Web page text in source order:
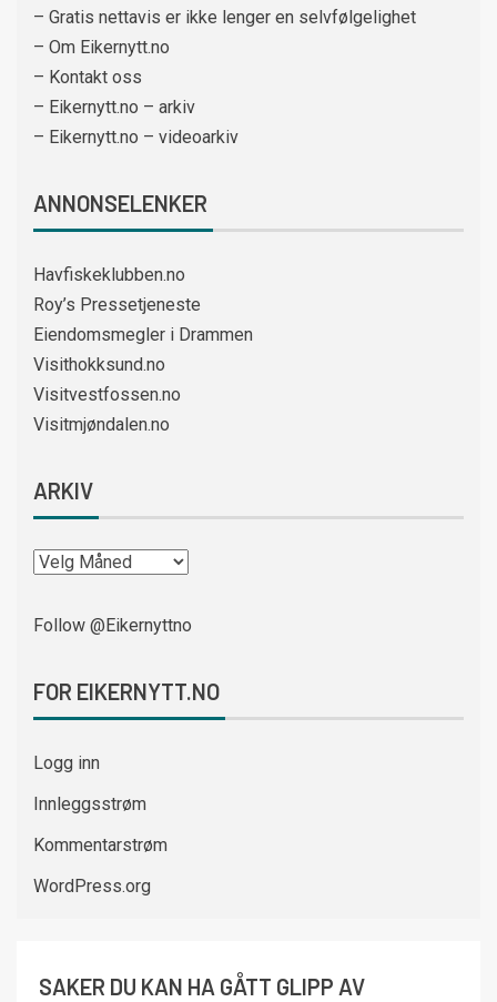
– Gratis nettavis er ikke lenger en selvfølgelighet
– Om Eikernytt.no
– Kontakt oss
– Eikernytt.no – arkiv
– Eikernytt.no – videoarkiv
ANNONSELENKER
Havfiskeklubben.no
Roy’s Pressetjeneste
Eiendomsmegler i Drammen
Visithokksund.no
Visitvestfossen.no
Visitmjøndalen.no
ARKIV
Follow @Eikernyttno
FOR EIKERNYTT.NO
Logg inn
Innleggsstrøm
Kommentarstrøm
WordPress.org
SAKER DU KAN HA GÅTT GLIPP AV